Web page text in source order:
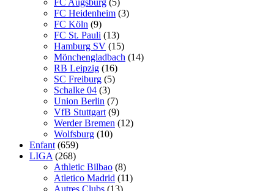
FC Heidenheim (3)
FC Köln (9)
FC St. Pauli (13)
Hamburg SV (15)
Mönchengladbach (14)
RB Leipzig (16)
SC Freiburg (5)
Schalke 04 (3)
Union Berlin (7)
VfB Stuttgart (9)
Werder Bremen (12)
Wolfsburg (10)
Enfant (659)
LIGA (268)
Athletic Bilbao (8)
Atletico Madrid (11)
Autres Clubs (13)